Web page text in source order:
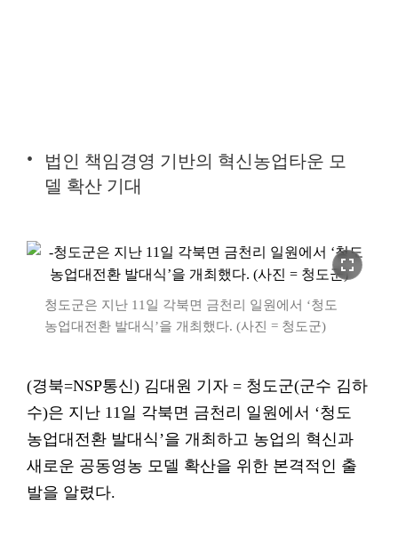
법인 책임경영 기반의 혁신농업타운 모
델 확산 기대
fullscreen
청도군은 지난 11일 각북면 금천리 일원에서 ‘청도
농업대전환 발대식’을 개최했다. (사진 = 청도군)
(경북=NSP통신) 김대원 기자 = 청도군(군수 김하
수)은 지난 11일 각북면 금천리 일원에서 ‘청도
농업대전환 발대식’을 개최하고 농업의 혁신과
새로운 공동영농 모델 확산을 위한 본격적인 출
발을 알렸다.